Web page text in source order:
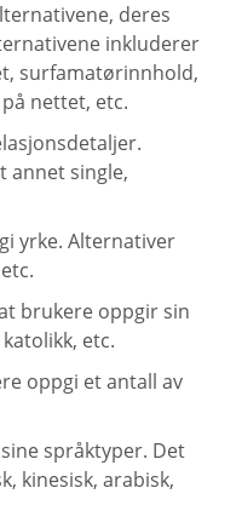
deres
inkluderer
surfamatørinnhold,
nettet, etc.
annet single,
yrke. Alternativer
brukere oppgir sin
etc.
oppgi et antall av
språktyper. Det
kinesisk, arabisk,